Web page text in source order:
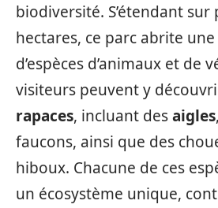
biodiversité. S’étendant sur
hectares, ce parc abrite
d’espèces d’animaux et de
visiteurs peuvent y
rapaces, incluant desaigles
faucons, ainsi que des
hiboux. Chacune de ces
un écosystème unique,